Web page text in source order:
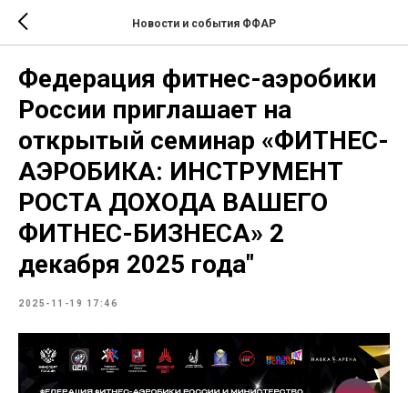
Новости и события ФФАР
Федерация фитнес-аэробики
России приглашает на
открытый семинар «ФИТНЕС-
АЭРОБИКА: ИНСТРУМЕНТ
РОСТА ДОХОДА ВАШЕГО
ФИТНЕС-БИЗНЕСА» 2
декабря 2025 года"
2025-11-19 17:46